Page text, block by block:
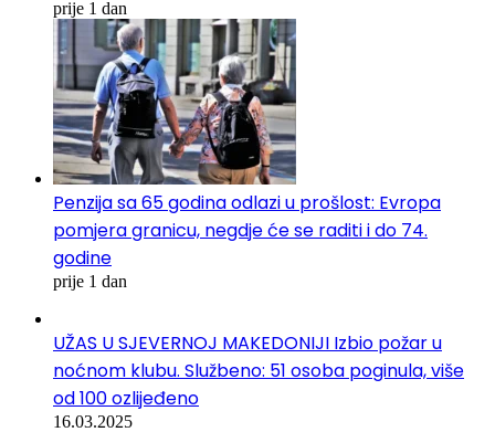
prije 1 dan
Penzija sa 65 godina odlazi u prošlost: Evropa
pomjera granicu, negdje će se raditi i do 74.
godine
prije 1 dan
UŽAS U SJEVERNOJ MAKEDONIJI Izbio požar u
noćnom klubu. Službeno: 51 osoba poginula, više
od 100 ozlijeđeno
16.03.2025